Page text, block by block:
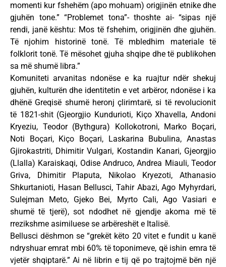
momenti kur fshehëm (apo mohuam) origjinën etnike dhe
gjuhën tone.” “Problemet tona”- thoshte ai- “sipas një
rendi, janë kështu: Mos të fshehim, origjinën dhe gjuhën.
Të njohim historinë tonë. Të mbledhim materiale të
folklorit tonë. Të mësohet gjuha shqipe dhe të publikohen
sa më shumë libra.”
Komuniteti arvanitas ndonëse e ka ruajtur ndër shekuj
gjuhën, kulturën dhe identitetin e vet arbëror, ndonëse i ka
dhënë Greqisë shumë heronj çlirimtarë, si të revolucionit
të 1821-shit (Gjeorgjio Kundurioti, Kiço Xhavella, Andoni
Kryeziu, Teodor (Bythgura) Kollokotroni, Marko Boçari,
Noti Boçari, Kiço Boçari, Laskarina Bubulina, Anastas
Gjirokastriti, Dhimitir Vulgari, Kostandin Kanari, Gjeorgjio
(Llalla) Karaiskaqi, Odise Andruco, Andrea Miauli, Teodor
Griva, Dhimitir Plaputa, Nikolao Kryezoti, Athanasio
Shkurtanioti, Hasan Bellusci, Tahir Abazi, Ago Myhyrdari,
Sulejman Meto, Gjeko Bei, Myrto Cali, Ago Vasiari e
shumë të tjerë), sot ndodhet në gjendje akoma më të
rrezikshme asimiluese se arbëreshët e Italisë.
Bellusci dëshmon se “grekët këto 20 vitet e fundit u kanë
ndryshuar emrat mbi 60% të toponimeve, që ishin emra të
vjetër shqiptarë.” Ai në librin e tij që po trajtojmë bën një